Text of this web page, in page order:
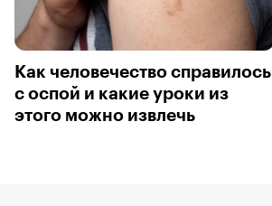
Как человечество справилось
с оспой и какие уроки из
этого можно извлечь